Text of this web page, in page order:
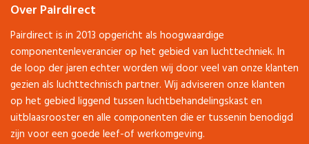
Over Pairdirect
Pairdirect is in 2013 opgericht als hoogwaardige
componentenleverancier op het gebied van luchttechniek. In
de loop der jaren echter worden wij door veel van onze klanten
gezien als luchttechnisch partner. Wij adviseren onze klanten
op het gebied liggend tussen luchtbehandelingskast en
uitblaasrooster en alle componenten die er tussenin benodigd
zijn voor een goede leef-of werkomgeving.